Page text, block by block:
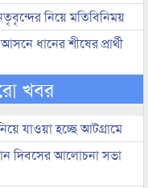
নিয়ে মতিবিনিময়
ধানের শীষের প্রার্থী
খবর
যাওয়া হচ্ছে আটগ্রামে
দিবসের আলোচনা সভা